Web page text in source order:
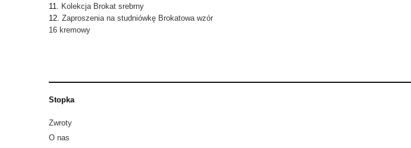
Kolekcja Brokat srebrny
Zaproszenia na studniówkę Brokatowa wzór
16 kremowy
Stopka
Zwroty
O nas